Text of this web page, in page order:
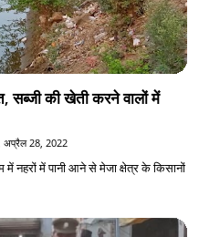
सब्जी की खेती करने वालों में
अप्रैल 28, 2022
में नहरों में पानी आने से मेजा क्षेत्र के किसानों